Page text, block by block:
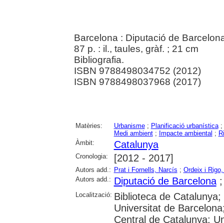
Barcelona : Diputació de
87 p. : il., taules, gràf. ; 21 cm
Bibliografia.
ISBN 9788498034752 (2012)
ISBN 9788498037968 (2017)
Matèries: Urbanisme; Planificació urbanística;
Medi ambient; Impacte ambiental ;
Àmbit:
Catalunya
Cronologia: [2012 - 2017]
Autors add.: Prat i Fornells, Narcís ; Ordeix i
Autors add.: Diputació de Barcelona
Localització: Biblioteca de
Universitat de
Central de Catalunya;